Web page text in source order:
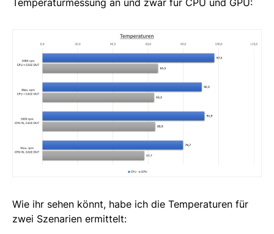
Temperaturmessung an und zwar für CPU und GPU:
Wie ihr sehen könnt, habe ich die Temperaturen für
zwei Szenarien ermittelt: